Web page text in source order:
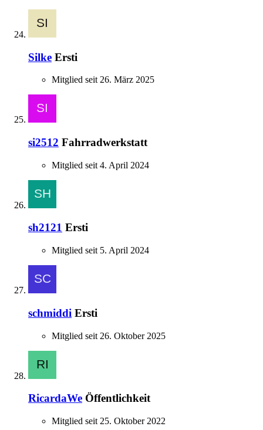
Silke Ersti
Mitglied seit 26. März 2025
si2512 Fahrradwerkstatt
Mitglied seit 4. April 2024
sh2121 Ersti
Mitglied seit 5. April 2024
schmiddi Ersti
Mitglied seit 26. Oktober 2025
RicardaWe Öffentlichkeit
Mitglied seit 25. Oktober 2022